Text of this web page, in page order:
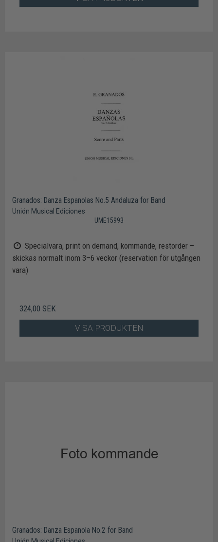
Granados: Danza Espanolas No.5 Andaluza for Band
Unión Musical Ediciones
UME15993
Specialvara, print on demand, kommande, restorder –
skickas normalt inom 3–6 veckor (reservation för utgången
vara)
324,00 SEK
VISA PRODUKTEN
Granados: Danza Espanola No.2 for Band